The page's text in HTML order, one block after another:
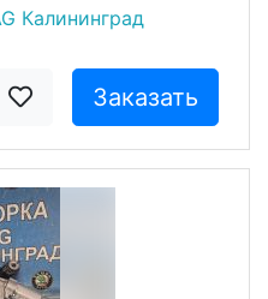
Калининград
Заказать